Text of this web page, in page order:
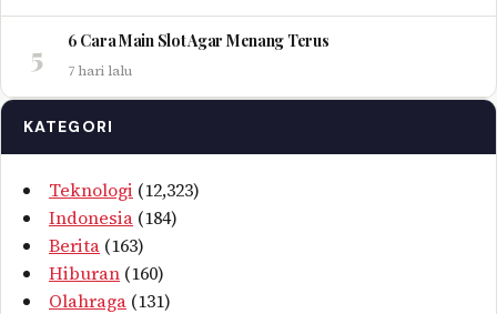
5 6 Cara Main Slot Agar Menang Terus
7 hari lalu
KATEGORI
Teknologi (12,323)
Indonesia (184)
Berita (163)
Hiburan (160)
Olahraga (131)